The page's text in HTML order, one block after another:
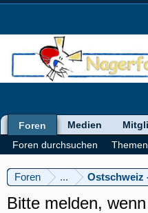
Foren ... Ostschweiz
Bitte melden,
Foren
Foren durchsuchen
Medien